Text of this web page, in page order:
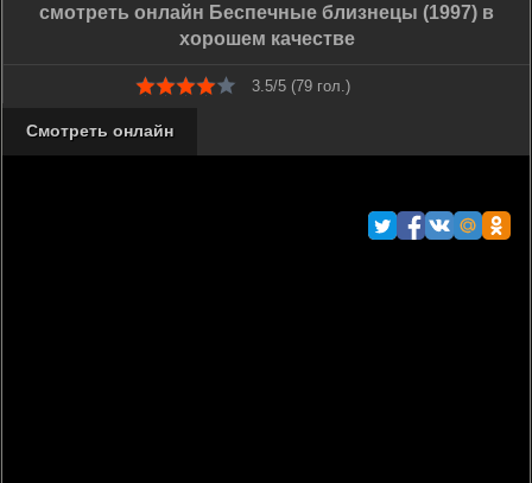
смотреть онлайн Беспечные близнецы (1997) в
хорошем качестве
3.5/5 (79 гол.)
Смотреть онлайн